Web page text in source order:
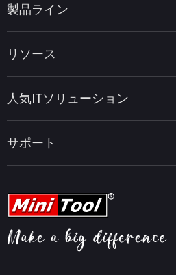
製品ライン
MiniTool Power Data Recovery
MiniTool PDF Editor
MiniTool MovieMaker
MiniTool uTube Downloader
リソース
データ復元ヒント
PDF編集ヒント
動画編集ヒント
ビデオ変換ヒント
画面録画ヒント
知識ベース
人気ITソリューション
MiniTool ニュースセンター
サポート
ヘルプ